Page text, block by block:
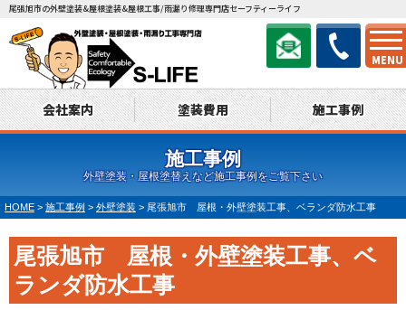
MENU
尾張旭市の外壁塗装&屋根塗装&屋根工事/雨漏り修理専門店セーフティーライフ
会社案内 塗装費用 施工事例
施工事例
外壁塗装・屋根塗替えなど施工事例をご覧下さい
HOME > 施工事例 > 外壁塗装 > 尾張旭市 屋根・外壁塗装工事、ベランダ防水工事
尾張旭市 屋根・外壁塗装工事、ベ
ランダ防水工事